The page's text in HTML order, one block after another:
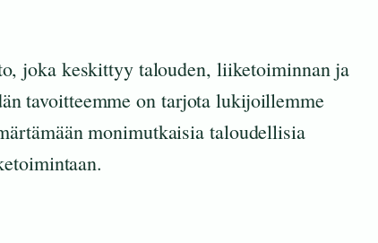
joka keskittyy talouden, liiketoiminnan ja
tavoitteemme on tarjota lukijoillemme
monimutkaisia taloudellisia